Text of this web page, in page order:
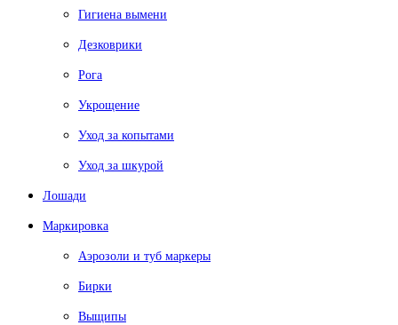
Гигиена вымени
Дезковрики
Рога
Укрощение
Уход за копытами
Уход за шкурой
Лошади
Маркировка
Аэрозоли и туб маркеры
Бирки
Выщипы